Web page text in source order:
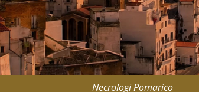
Necrologi Pomarico